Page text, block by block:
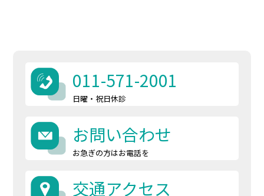
011-571-2001
日曜・祝日休診
お問い合わせ
お急ぎの方はお電話を
交通アクセス